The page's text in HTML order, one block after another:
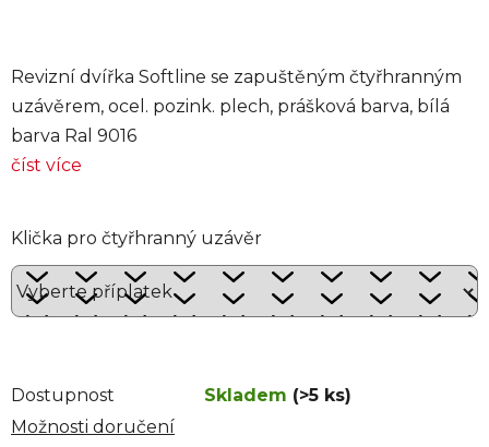
Revizní dvířka Softline se zapuštěným čtyřhranným
uzávěrem, ocel. pozink. plech, prášková barva, bílá
barva Ral 9016
číst více
Klička pro čtyřhranný uzávěr
Dostupnost Skladem (>5 ks)
Možnosti doručení